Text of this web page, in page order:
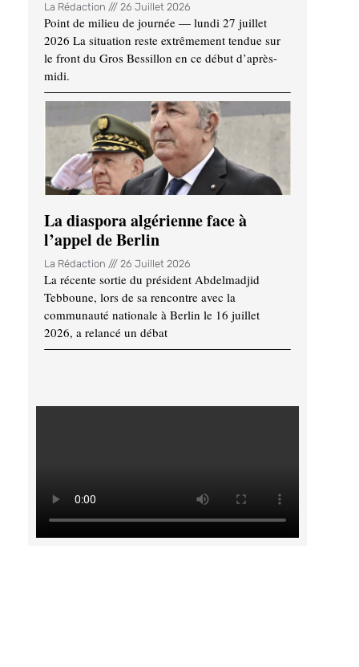
La Rédaction 26 Juillet 2026
Point de milieu de journée — lundi 27 juillet
2026 La situation reste extrêmement tendue sur
le front du Gros Bessillon en ce début d’après-
midi.
La diaspora algérienne face à
l’appel de Berlin
La Rédaction 26 Juillet 2026
La récente sortie du président Abdelmadjid
Tebboune, lors de sa rencontre avec la
communauté nationale à Berlin le 16 juillet
2026, a relancé un débat